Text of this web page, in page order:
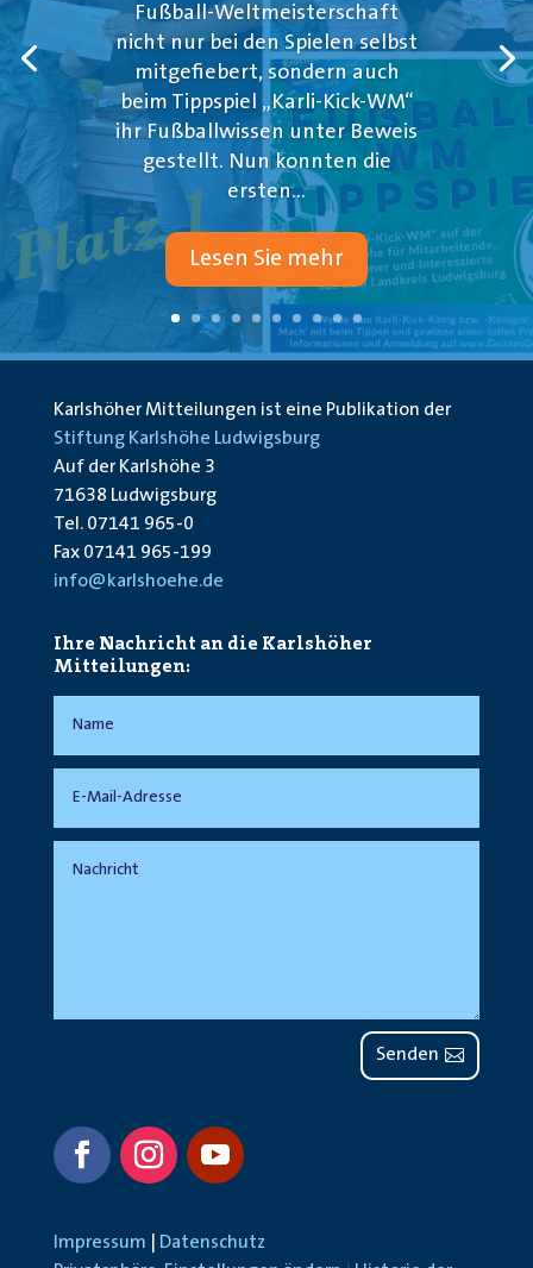
Fußball-Weltmeisterschaft
nicht nur bei den Spielen selbst
mitgefiebert, sondern auch
beim Tippspiel „Karli-Kick-WM“
ihr Fußballwissen unter Beweis
gestellt. Nun konnten die
ersten...
Lesen Sie mehr
Karlshöher Mitteilungen ist eine Publikation der
Stiftung Karlshöhe Ludwigsburg
Auf der Karlshöhe 3
71638 Ludwigsburg
Tel. 07141 965-0
Fax 07141 965-199
info@karlshoehe.de
Ihre Nachricht an die Karlshöher
Mitteilungen:
Senden
Impressum
Datenschutz